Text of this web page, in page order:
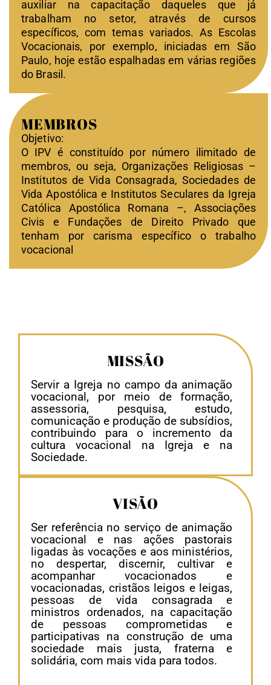
auxiliar na capacitação daqueles que já
trabalham no setor, através de cursos
específicos, com temas variados. As Escolas
Vocacionais, por exemplo, iniciadas em São
Paulo, hoje estão espalhadas em várias regiões
do Brasil.
MEMBROS
Objetivo:
O IPV é constituído por número ilimitado de
membros, ou seja, Organizações Religiosas –
Institutos de Vida Consagrada, Sociedades de
Vida Apostólica e Institutos Seculares da Igreja
Católica Apostólica Romana –, Associações
Civis e Fundações de Direito Privado que
tenham por carisma específico o trabalho
vocacional
MISSÃO
Servir a Igreja no campo da animação
vocacional, por meio de formação,
assessoria, pesquisa, estudo,
comunicação e produção de subsídios,
contribuindo para o incremento da
cultura vocacional na Igreja e na
Sociedade.
VISÃO
Ser referência no serviço de animação
vocacional e nas ações pastorais
ligadas às vocações e aos ministérios,
no despertar, discernir, cultivar e
acompanhar vocacionados e
vocacionadas, cristãos leigos e leigas,
pessoas de vida consagrada e
ministros ordenados, na capacitação
de pessoas comprometidas e
participativas na construção de uma
sociedade mais justa, fraterna e
solidária, com mais vida para todos.